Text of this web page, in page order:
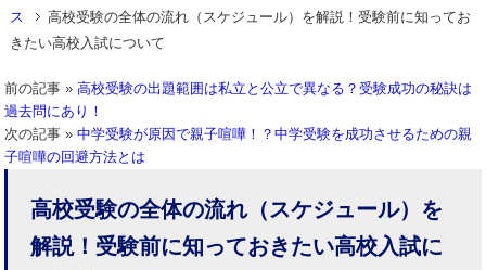
ス
高校受験の全体の流れ（スケジュール）を解説！受験前に知ってお
きたい高校入試について
前の記事 »高校受験の出題範囲は私立と公立で異なる？受験成功の秘訣は
過去問にあり！
次の記事 »中学受験が原因で親子喧嘩！？中学受験を成功させるための親
子喧嘩の回避方法とは
高校受験の全体の流れ（スケジュール）を
解説！受験前に知っておきたい高校入試に